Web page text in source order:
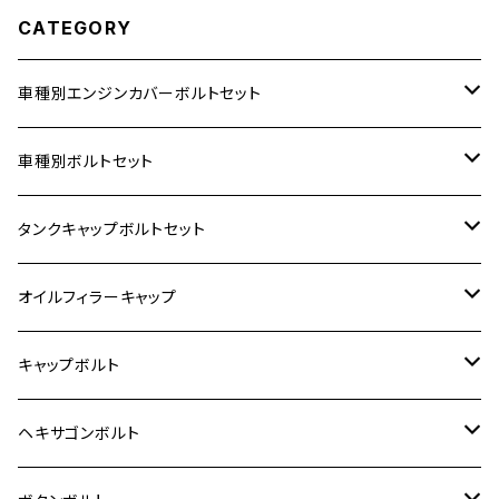
CATEGORY
車種別エンジンカバーボルトセット
ホンダ【ステンレス】
400X
6V モンキー
カワサキ【ステンレス】
BALIUS
BALIUS-Ⅱ
ヤマハ【ステンレス】
MT-03
MT-25
スズキ【ステンレス】
ジクサー150
ジクサー250
ホンダ【チタン】
車種別ボルトセット
KAWASAKI
Z900RS/Z900RS CAFE
Z900RS SE
HONDA
CB1300SF/CB1300SB
CB400SF/CB400SB
SUZUKI
YAMAHA
タンクキャップボルトセット
カワサキ
ホンダ
ヤマハ
オイルフィラーキャップ
M20 P1.5
M20 P2.5
キャップボルト
ステンレス
ヘキサゴンボルト